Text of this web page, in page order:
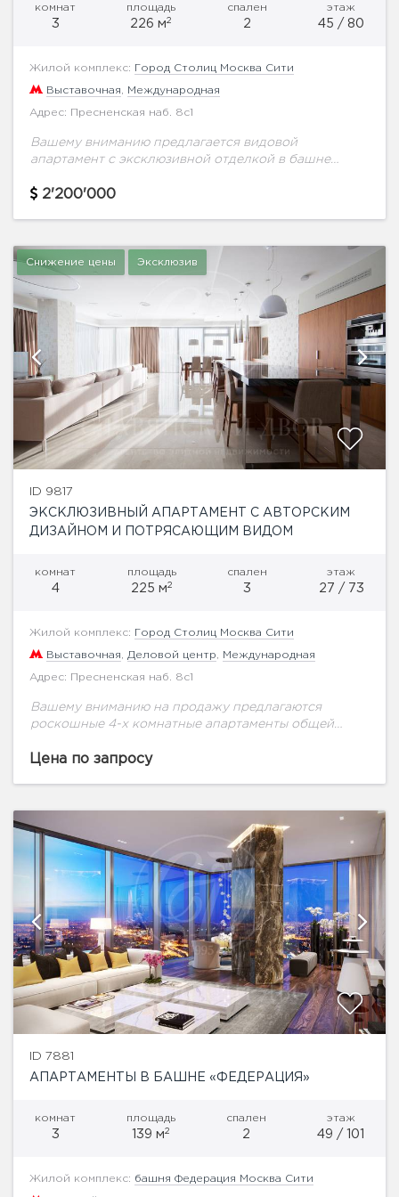
комнат
3
площадь
226 м2
спален
2
этаж
45 / 80
Жилой комплекс: Город Столиц Москва Сити
Выставочная Международная
Адрес: Пресненская наб. 8с1
Вашему вниманию предлагается видовой
апартамент с эксклюзивной отделкой в башне
3.3 метра, Удобной и продуманной планировкой
2'200'000
Снижение цены Эксклюзив
ID 9817
ЭКСКЛЮЗИВНЫЙ АПАРТАМЕНТ С АВТОРСКИМ
ДИЗАЙНОМ И ПОТРЯСАЮЩИМ ВИДОМ
комнат
4
площадь
225 м2
спален
3
этаж
27 / 73
Жилой комплекс: Город Столиц Москва Сити
Выставочная Деловой центр Международная
Адрес: Пресненская наб. 8с1
Вашему вниманию на продажу предлагаются
роскошные 4-х комнатные апартаменты общей
авторский ремонт по индивидуальному проекту. В
Цена по запросу
ID 7881
АПАРТАМЕНТЫ В БАШНЕ «ФЕДЕРАЦИЯ»
комнат
3
площадь
139 м2
спален
2
этаж
49 / 101
Жилой комплекс: башня Федерация Москва Сити